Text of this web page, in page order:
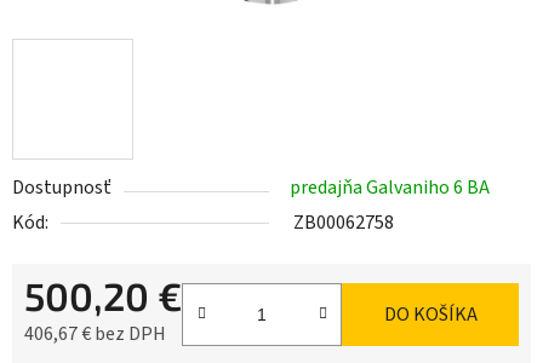
Dostupnosť
predajňa Galvaniho 6 BA
Kód:
ZB00062758
500,20 €
406,67 € bez DPH
DO KOŠÍKA